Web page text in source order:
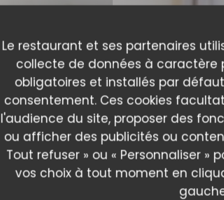
Le restaurant et ses partenaires
collecte de données à caractère
obligatoires et installés par
consentement. Ces cookies
l'audience du site, proposer des
ou afficher des publicités ou
Tout refuser » ou « Personnaliser »
vos choix à tout moment en